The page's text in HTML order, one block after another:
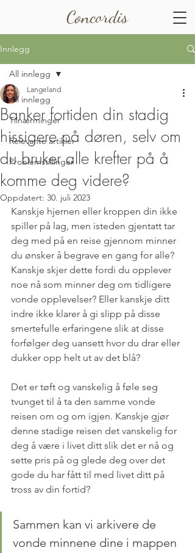
Concordis
Innlegg
All innlegg
Tilnærminger
Relevante artikler
Problemstillinger
All innlegg
Banker fortiden din stadig
hissigere på døren, selv om
du bruker alle krefter på å
komme deg videre?
Langeland
Oppdatert: 30. juli 2023
Kanskje hjernen eller kroppen din ikke
spiller på lag, men isteden gjentatt tar
deg med på en reise gjennom minner
du ønsker å begrave en gang for alle?
Kanskje skjer dette fordi du opplever
noe nå som minner deg om tidligere
vonde opplevelser? Eller kanskje ditt
indre ikke klarer å gi slipp på disse
smertefulle erfaringene slik at disse
forfølger deg uansett hvor du drar eller
dukker opp helt ut av det blå?
Det er tøft og vanskelig å føle seg
tvunget til å ta den samme vonde
reisen om og om igjen. Kanskje gjør
denne stadige reisen det vanskelig for
deg å være i livet ditt slik det er nå og
sette pris på og glede deg over det
gode du har fått til med livet ditt på
tross av din fortid?
Sammen kan vi arkivere de
vonde minnene dine i mappen